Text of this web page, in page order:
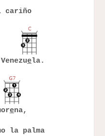
cariño
ela.
ena,
la palma